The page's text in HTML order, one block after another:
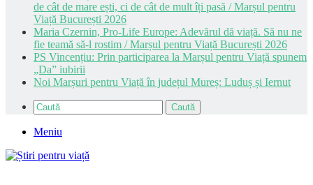
de cât de mare ești, ci de cât de mult îți pasă / Marșul pentru
Viață București 2026
Maria Czernin, Pro-Life Europe: Adevărul dă viață. Să nu ne
fie teamă să-l rostim / Marșul pentru Viață București 2026
PS Vincențiu: Prin participarea la Marșul pentru Viață spunem
„Da” iubirii
Noi Marșuri pentru Viață în județul Mureș: Luduș și Iernut
Caută
Meniu